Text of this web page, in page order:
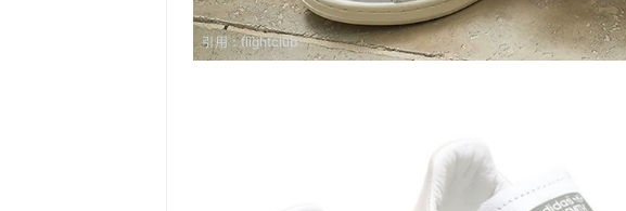
引用：flightclub